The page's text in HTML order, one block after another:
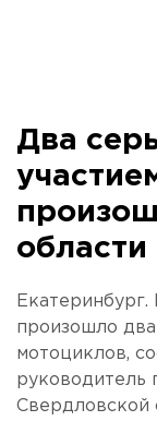
Два
области
произошло
мотоциклов,
руководитель
Свердловской